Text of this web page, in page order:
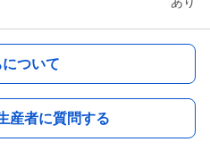
ついて
産者に質問する